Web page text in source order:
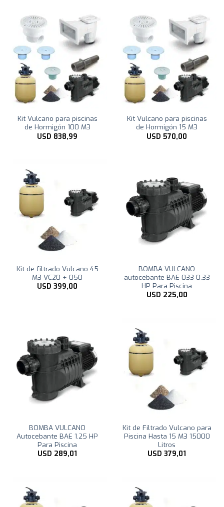
Kit Vulcano para piscinas
de Hormigón 100 M3
USD 838,99
Kit Vulcano para piscinas
de Hormigón 15 M3
USD 570,00
Kit de filtrado Vulcano 45
M3 VC20 + 050
USD 399,00
BOMBA VULCANO
autocebante BAE 033 0.33
HP Para Piscina
USD 225,00
BOMBA VULCANO
Autocebante BAE 1.25 HP
Para Piscina
USD 289,01
Kit de Filtrado Vulcano para
Piscina Hasta 15 M3 15000
Litros
USD 379,01